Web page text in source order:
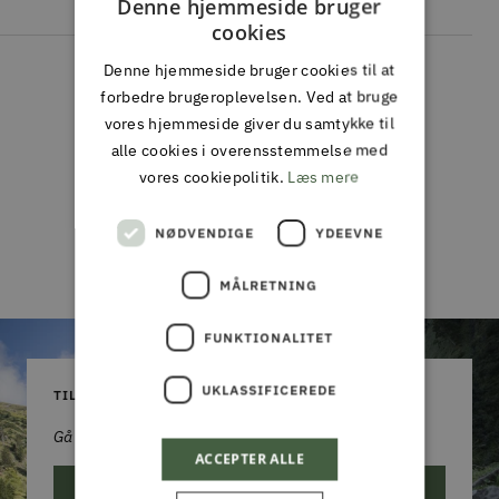
Kundeanmeldelser
Vær den første til at skrive en anmeldelse
Skriv en
anmeldelse
TILMELD DIG VORES NYHEDSBREV
Gå aldrig glip af et godt tilbud!
ABONNER
Denne hjemmeside bruger
cookies
Denne hjemmeside bruger cookies til at
forbedre brugeroplevelsen. Ved at bruge
vores hjemmeside giver du samtykke til
alle cookies i overensstemmelse med
vores cookiepolitik. Læs mere
NØDVENDIGE YDEEVNE
MÅLRETNING
FUNKTIONALITET
UKLASSIFICEREDE
ACCEPTER ALLE